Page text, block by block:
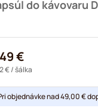
do kávovaru
€
€/ šálka
objednávke nad 49,00 €